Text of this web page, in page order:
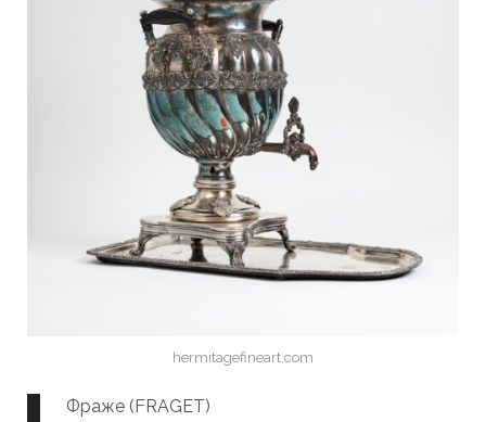
hermitagefineart.com
Фраже (FRAGET)